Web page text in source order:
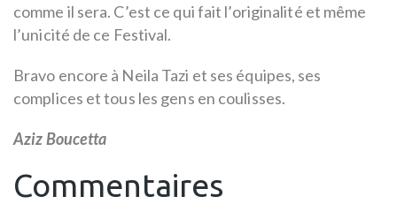
comme il sera. C’est ce qui fait l’originalité et même
l’unicité de ce Festival.
Bravo encore à Neila Tazi et ses équipes, ses
complices et tous les gens en coulisses.
Aziz Boucetta
Commentaires